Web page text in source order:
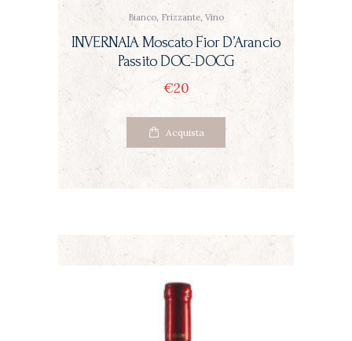
Bianco, Frizzante, Vino
INVERNAIA Moscato Fior D’Arancio
Passito DOC-DOCG
€20
Acquista